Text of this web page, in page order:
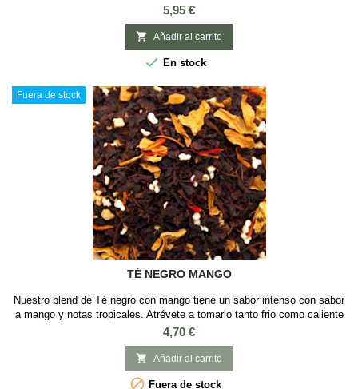
excelente calidad. Tiene un licor dorado cobrizo brillante y gran cuerpo,
con suave aroma a madera mojada y malta. Sabor levemente tostado y
dulce en el ataque. Final seco y astringente con aroma a madera. Es un
té que...
Precio
5,95 €
 Añadir al carrito
 En stock
Fuera de stock
TÉ NEGRO MANGO
Nuestro blend de Té negro con mango tiene un sabor intenso con sabor
a mango y notas tropicales. Atrévete a tomarlo tanto frio como caliente
para disfrutar de su explosión de sabor. Sabor: Chili y
MangoIngredientes: Té negro, mango, flores de cactus, amaranto, chile
y pétalos de cártamo
Precio
4,70 €
 Añadir al carrito
 Fuera de stock